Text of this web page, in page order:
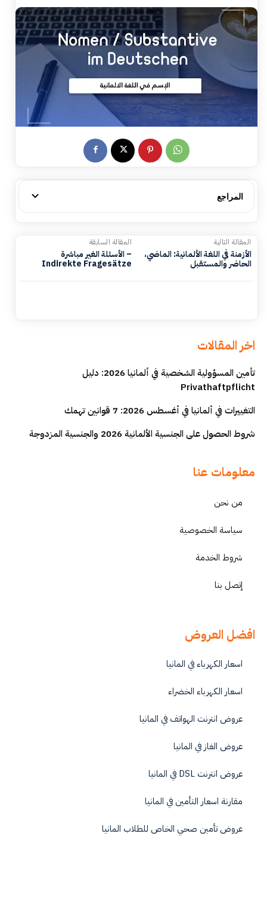
المراجع
المقالة السابقة
الأسئلة الغير مباشرة –
Indirekte Fragesätze
المقالة التالية
الأزمنة في اللغة الألمانية: الماضي،
الحاضر والمستقبل
اخر المقالات
تأمين المسؤولية الشخصية في ألمانيا 2026: دليل
Privathaftpflicht
التغييرات في ألمانيا في أغسطس 2026: 7 قوانين تهمك
شروط الحصول على الجنسية الألمانية 2026 والجنسية المزدوجة
معلومات عنا
من نحن
سياسة الخصوصية
شروط الخدمة
إتصل بنا
افضل العروض
اسعار الكهرباء في المانيا
اسعار الكهرباء الخضراء
عروض انترنت الهواتف في المانيا
عروض الغاز في المانيا
عروض انترنت DSL في المانيا
مقارنة اسعار التأمين في المانيا
عروض تأمين صحي الخاص للطلاب المانيا